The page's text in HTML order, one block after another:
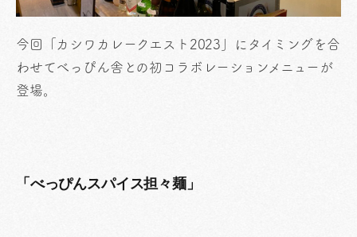
今回「カシワカレークエスト2023」にタイミングを合
わせてべっぴん舎との初コラボレーションメニューが
登場。
「べっぴんスパイス担々麺」